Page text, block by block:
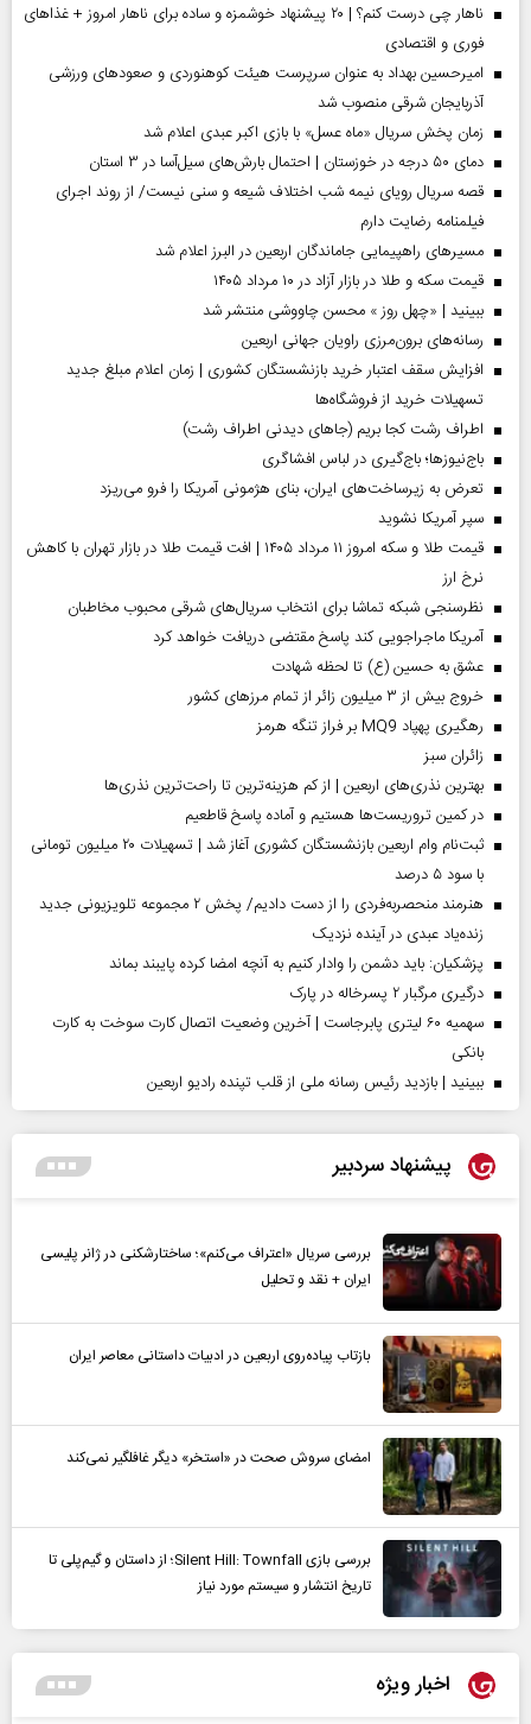
ناهار چی درست کنم؟ | ۲۰ پیشنهاد خوشمزه و ساده برای ناهار امروز + غذاهای
فوری و اقتصادی
امیرحسین بهداد به عنوان سرپرست هیئت کوهنوردی و صعودهای ورزشی
آذربایجان شرقی منصوب شد
زمان پخش سریال «ماه عسل» با بازی اکبر عبدی اعلام شد
دمای ۵۰ درجه در خوزستان | احتمال بارش‌های سیل‌آسا در ۳ استان
قصه سریال رویای نیمه شب اختلاف شیعه و سنی نیست/ از روند اجرای
فیلمنامه رضایت دارم
مسیر‌های راهپیمایی جاماندگان اربعین در البرز اعلام شد
قیمت سکه و طلا در بازار آزاد در ۱۰ مرداد ۱۴۰۵
ببینید | «چهل روز » محسن چاووشی منتشر شد
رسانه‌های برون‌مرزی راویان جهانی اربعین
افزایش سقف اعتبار خرید بازنشستگان کشوری | زمان اعلام مبلغ جدید
تسهیلات خرید از فروشگاه‌ها
اطراف رشت کجا بریم (جاهای دیدنی اطراف رشت)
باج‌نیوزها؛ باج‌گیری در لباس افشاگری
تعرض به زیرساخت‌های ایران، بنای هژمونی آمریکا را فرو می‌ریزد
سپر آمریکا نشوید
قیمت طلا و سکه امروز ۱۱ مرداد ۱۴۰۵ | افت قیمت طلا در بازار تهران با کاهش
نرخ ارز
نظرسنجی شبکه تماشا برای انتخاب سریال‌های شرقی محبوب مخاطبان
آمریکا ماجراجویی کند پاسخ مقتضی دریافت خواهد کرد
عشق به حسین (ع) تا لحظه شهادت
خروج بیش از ۳ میلیون زائر از تمام مرز‌های کشور
رهگیری پهپاد MQ9 بر فراز تنگه هرمز
‌زائران سبز
بهترین نذری‌های اربعین | از کم هزینه‌ترین تا راحت‌ترین نذری‌ها
در کمین تروریست‌ها هستیم و آماده پاسخ قاطعیم
ثبت‌نام وام اربعین بازنشستگان کشوری آغاز شد | تسهیلات ۲۰ میلیون تومانی
با سود ۵ درصد
هنرمند منحصر‌به‌فردی را از دست دادیم/ پخش ۲ مجموعه تلویزیونی جدید
زنده‌یاد عبدی در آینده نزدیک
پزشکیان: باید دشمن را وادار کنیم به آنچه امضا کرده پایبند بماند
درگیری مرگبار ۲ پسرخاله در پارک
سهمیه ۶۰ لیتری پابرجاست | آخرین وضعیت اتصال کارت سوخت به کارت
بانکی
ببینید | بازدید رئیس رسانه ملی از قلب تپنده رادیو اربعین
پیشنهاد سردبیر
بررسی سریال «اعتراف می‌کنم»؛ ساختارشکنی در ژانر پلیسی
ایران + نقد و تحلیل
بازتاب پیاده‌روی اربعین در ادبیات داستانی معاصر ایران
امضای سروش صحت در «استخر» دیگر غافلگیر نمی‌کند
بررسی بازی Silent Hill: Townfall؛ از داستان و گیم‌پلی تا
تاریخ انتشار و سیستم مورد نیاز
اخبار ویژه